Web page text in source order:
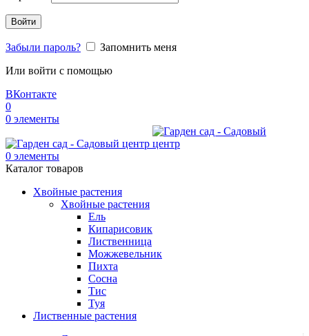
Войти
Забыли пароль?
Запомнить меня
Или войти с помощью
ВКонтакте
0
0 элементы
0 элементы
Каталог товаров
Хвойные растения
Хвойные растения
Ель
Кипарисовик
Лиственница
Можжевельник
Пихта
Сосна
Тис
Туя
Лиственные растения